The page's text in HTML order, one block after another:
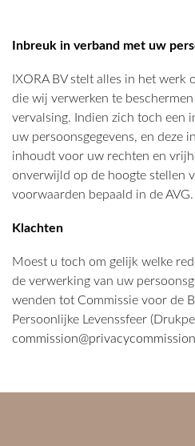
Inbreuk in verband met uw
IXORA BV stelt alles in het werk
die wij verwerken te
vervalsing. Indien zich toch een
uw persoonsgegevens, en deze
inhoudt voor uw rechten en
onverwijld op de hoogte stellen
voorwaarden bepaald in de AVG.
Klachten
Moest u toch om gelijk welke
de verwerking van uw
wenden tot Commissie voor de
Persoonlijke Levenssfeer